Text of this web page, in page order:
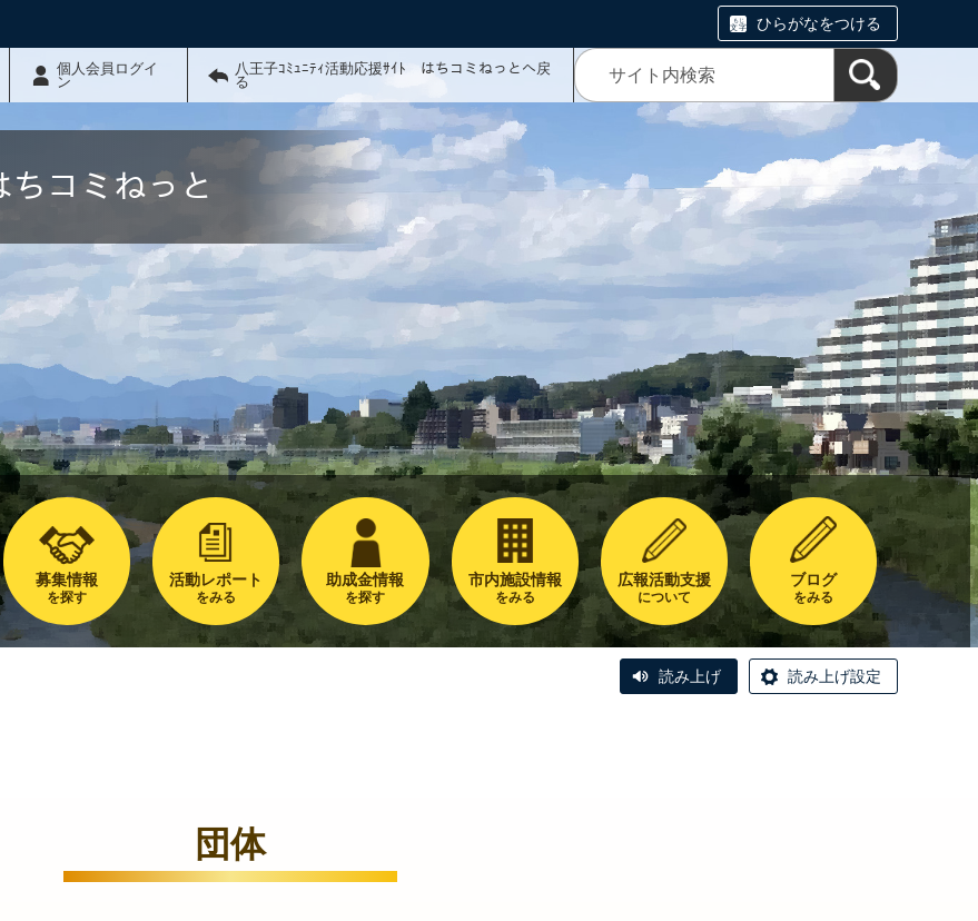
ひらがなをつける
個人会員ログイ
ン
八王子ｺﾐｭﾆﾃｨ活動応援ｻｲﾄ はちコミねっとへ戻
る
コミねっと
募集情報
を探す
活動レポート
をみる
助成金情報
を探す
市内施設情報
をみる
広報活動支援
について
ブログ
をみる
読み上げ 読み上げ設定
団体